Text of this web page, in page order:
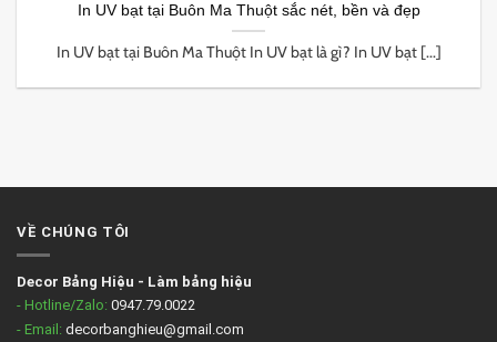
In UV bạt tại Buôn Ma Thuột sắc nét, bền và đẹp
In UV bạt tại Buôn Ma Thuột In UV bạt là gì? In UV bạt [...]
VỀ CHÚNG TÔI
Decor Bảng Hiệu - Làm bảng hiệu
- Hotline/Zalo: 0947.79.0022
- Email: decorbanghieu@gmail.com